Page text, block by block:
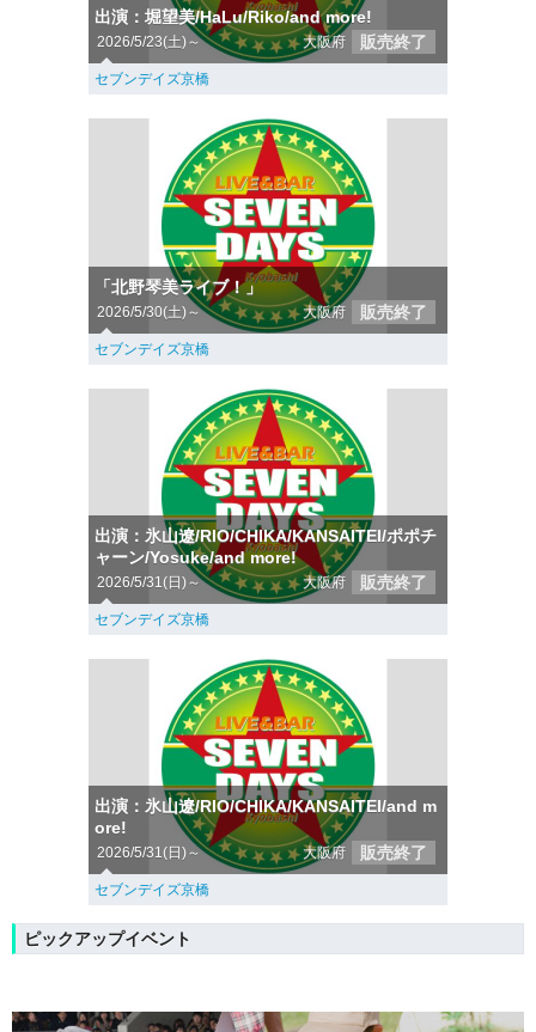
出演：堀望美/HaLu/Riko/and more!
2026/5/23(土)～ 大阪府 販売終了
セブンデイズ京橋
「北野琴美ライブ！」
2026/5/30(土)～ 大阪府 販売終了
セブンデイズ京橋
出演：氷山遼/RIO/CHIKA/KANSAITEI/ポポチ
ャーン/Yosuke/and more!
2026/5/31(日)～ 大阪府 販売終了
セブンデイズ京橋
出演：氷山遼/RIO/CHIKA/KANSAITEI/and m
ore!
2026/5/31(日)～ 大阪府 販売終了
セブンデイズ京橋
ピックアップイベント